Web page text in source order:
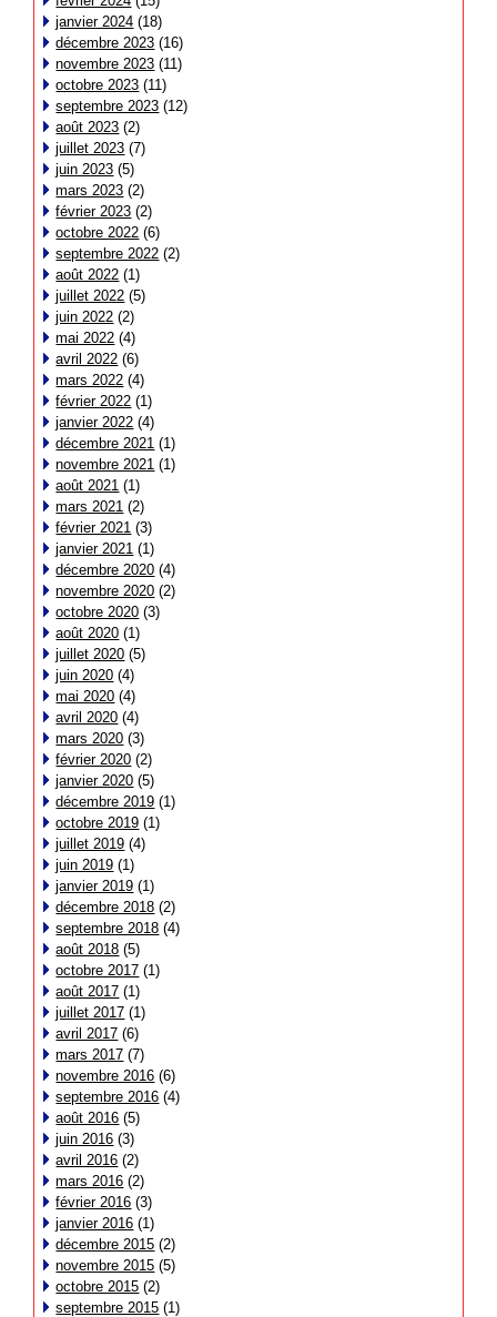
janvier 2024 (18)
décembre 2023 (16)
novembre 2023 (11)
octobre 2023 (11)
septembre 2023 (12)
août 2023 (2)
juillet 2023 (7)
juin 2023 (5)
mars 2023 (2)
février 2023 (2)
octobre 2022 (6)
septembre 2022 (2)
août 2022 (1)
juillet 2022 (5)
juin 2022 (2)
mai 2022 (4)
avril 2022 (6)
mars 2022 (4)
février 2022 (1)
janvier 2022 (4)
décembre 2021 (1)
novembre 2021 (1)
août 2021 (1)
mars 2021 (2)
février 2021 (3)
janvier 2021 (1)
décembre 2020 (4)
novembre 2020 (2)
octobre 2020 (3)
août 2020 (1)
juillet 2020 (5)
juin 2020 (4)
mai 2020 (4)
avril 2020 (4)
mars 2020 (3)
février 2020 (2)
janvier 2020 (5)
décembre 2019 (1)
octobre 2019 (1)
juillet 2019 (4)
juin 2019 (1)
janvier 2019 (1)
décembre 2018 (2)
septembre 2018 (4)
août 2018 (5)
octobre 2017 (1)
août 2017 (1)
juillet 2017 (1)
avril 2017 (6)
mars 2017 (7)
novembre 2016 (6)
septembre 2016 (4)
août 2016 (5)
juin 2016 (3)
avril 2016 (2)
mars 2016 (2)
février 2016 (3)
janvier 2016 (1)
décembre 2015 (2)
novembre 2015 (5)
octobre 2015 (2)
septembre 2015 (1)